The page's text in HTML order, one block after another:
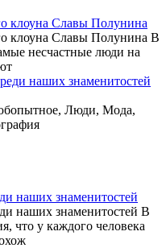
клоуна Славы Полунина
клоуна Славы Полунина В
несчастные люди на
Люди, Мода,
наших знаменитостей
наших знаменитостей В
что у каждого человека